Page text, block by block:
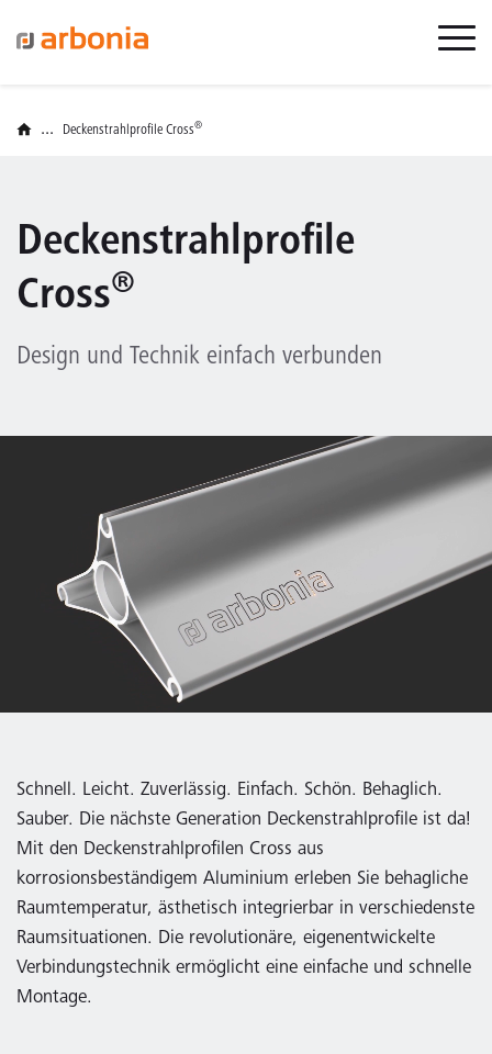
... Deckenstrahlprofile Cross®
Deckenstrahlprofile
Cross®
Design und Technik einfach verbunden
Schnell. Leicht. Zuverlässig. Einfach. Schön. Behaglich.
Sauber. Die nächste Generation Deckenstrahlprofile ist da!
Mit den Deckenstrahlprofilen Cross aus
korrosionsbeständigem Aluminium erleben Sie behagliche
Raumtemperatur, ästhetisch integrierbar in verschiedenste
Raumsituationen. Die revolutionäre, eigenentwickelte
Verbindungstechnik ermöglicht eine einfache und schnelle
Montage.